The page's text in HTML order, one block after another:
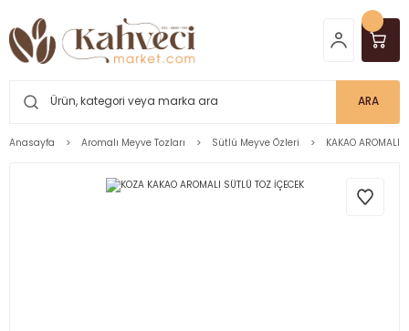
ARA
Anasayfa Aromalı Meyve Tozları Sütlü Meyve Özleri KAKAO AROMALI